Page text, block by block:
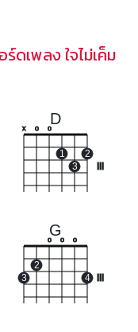
ดเพลง ใจไม่เค็ม
D
x o o
1
3
2
G
3
2
o o o
4